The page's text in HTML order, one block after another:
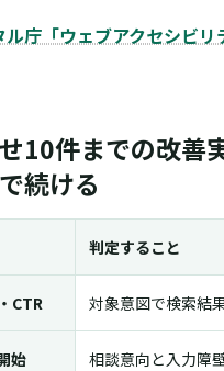
ル庁「ウェブアクセシビリ
10件までの改善
続ける
判定すること
CTR 対象意図で検索結
始 相談意向と入力障